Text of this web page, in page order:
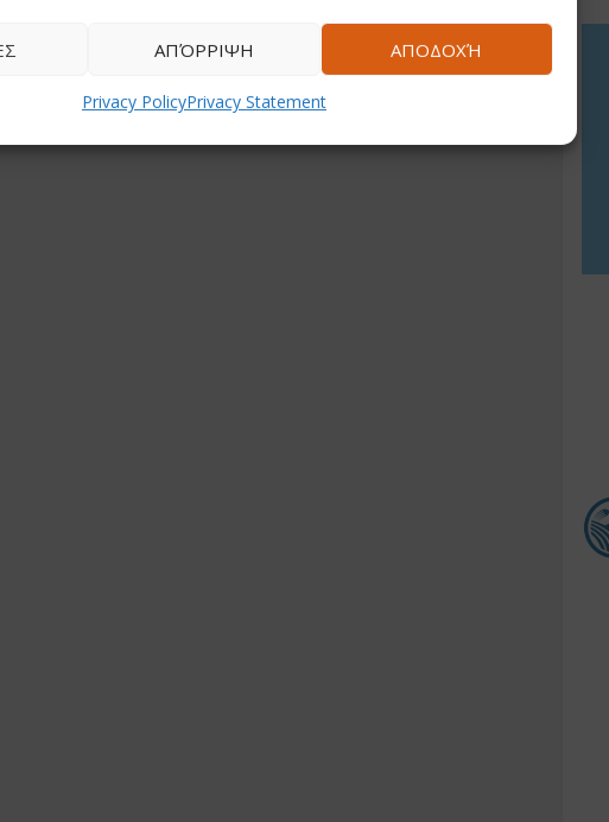
ΑΠΟΔΟΧΉ
ΑΠΌΡΡΙΨΗ
Privacy PolicyPrivacy Statement